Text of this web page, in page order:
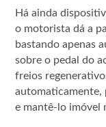
Há ainda
o motorista dá a
bastando apenas
sobre o pedal do
freios
e mantê-lo imóvel